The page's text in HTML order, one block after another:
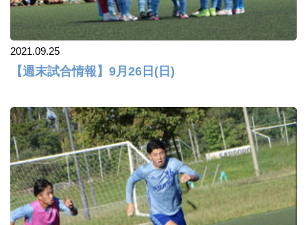
2021.09.25
【週末試合情報】9月26日(日)